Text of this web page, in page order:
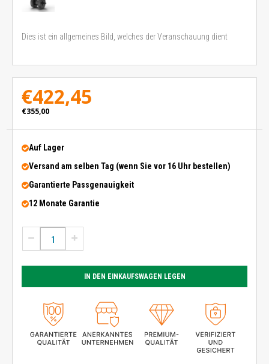
Dies ist ein allgemeines Bild, welches der Veranschauung dient
€422,45
€355,00
Auf Lager
Versand am selben Tag (wenn Sie vor 16 Uhr bestellen)
Garantierte Passgenauigkeit
12 Monate Garantie
IN DEN EINKAUFSWAGEN LEGEN